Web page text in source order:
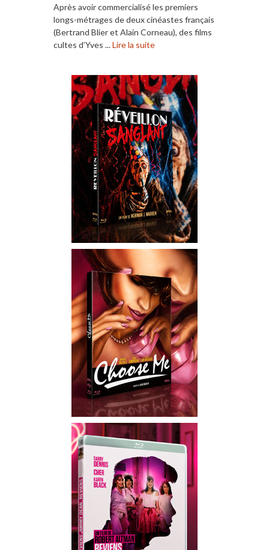
Après avoir commercialisé les premiers
longs-métrages de deux cinéastes français
(Bertrand Blier et Alain Corneau), des films
cultes d’Yves ...Lire la suite